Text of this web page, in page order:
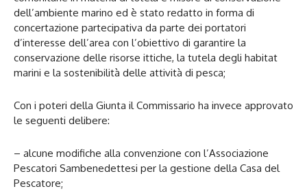
dell’ambiente marino ed è stato redatto in forma di
concertazione partecipativa da parte dei portatori
d’interesse dell’area con l’obiettivo di garantire la
conservazione delle risorse ittiche, la tutela degli habitat
marini e la sostenibilità delle attività di pesca;
Con i poteri della Giunta il Commissario ha invece approvato
le seguenti delibere:
– alcune modifiche alla convenzione con l’Associazione
Pescatori Sambenedettesi per la gestione della Casa del
Pescatore;